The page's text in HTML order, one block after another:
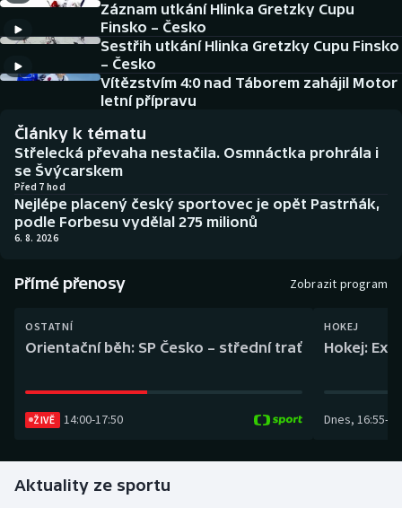
DALŠÍ SPORTY
Americký fotbal
Baseball a softbal
Basketbal
Biatlon
Boby a skeleton
Box
Curling
Golf
NEPŘEHLÉDNĚTE
Historické návraty
Aplikace ČT sport
AZ kvíz
Záznam utkání Hlinka Gretzky Cupu
Finsko – Česko
Sestřih utkání Hlinka Gretzky Cupu Finsko
– Česko
Vítězstvím 4:0 nad Táborem zahájil Motor
letní přípravu
Články k tématu
Střelecká převaha nestačila. Osmnáctka prohrála i
se Švýcarskem
Před 7 hod
Nejlépe placený český sportovec je opět Pastrňák,
podle Forbesu vydělal 275 milionů
6. 8. 2026
Přímé přenosy Zobrazit program
OSTATNÍ
Orientační běh: SP Česko – střední trať
ŽIVĚ 14:00-17:50
HOKEJ
Hokej:
Dnes, 16:55-
Aktuality ze sportu